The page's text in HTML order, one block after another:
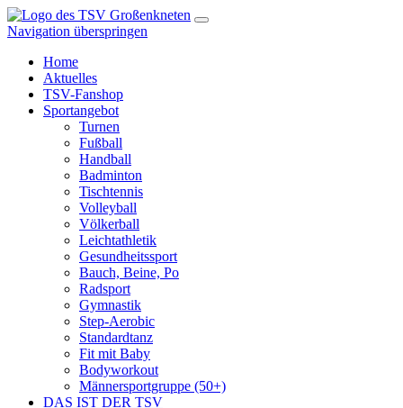
Navigation überspringen
Home
Aktuelles
TSV-Fanshop
Sportangebot
Turnen
Fußball
Handball
Badminton
Tischtennis
Volleyball
Völkerball
Leichtathletik
Gesundheitssport
Bauch, Beine, Po
Radsport
Gymnastik
Step-Aerobic
Standardtanz
Fit mit Baby
Bodyworkout
Männersportgruppe (50+)
DAS IST DER TSV